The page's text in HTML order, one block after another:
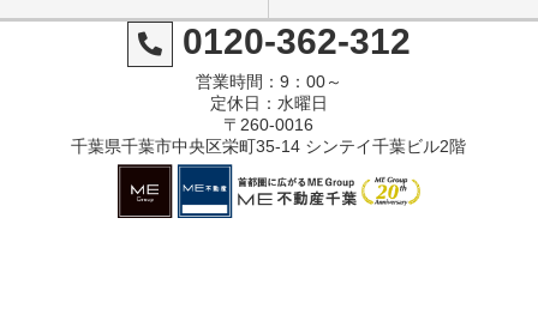
0120-362-312
営業時間：9：00～
定休日：水曜日
〒260-0016
千葉県千葉市中央区栄町35-14 シンテイ千葉ビル2階